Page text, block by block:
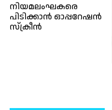
നിയമലംഘകരെ
പിടിക്കാൻ ഓപ്പറേഷൻ
സ്ക്രീൻ